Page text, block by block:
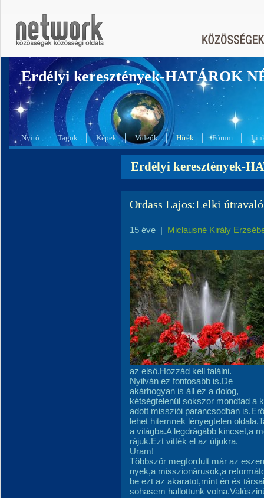
Erdélyi keresztények-HATÁROK
Nyitó Tagok Képek Videók Hírek Fórum
Erdélyi keresztények-
Ordass Lajos:Lelki útravaló
15 éve | Miclausné Király
az első.Hozzád kell találni.
Nyilván ez fontosabb is.De
akárhogyan is áll ez a dolog,
kétségtelenül sokszor mondtad a
adott missziói parancsodban
lehet hitemnek lényegtelen
a világba.A legdrágább kincset,a
rájuk.Ezt vitték el az útjukra.
Uram!
Többször megfordult már az
nyek,a misszionárusok,a
be ezt az akaratot,mint én és
sohasem hallottunk